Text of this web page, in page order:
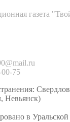
газета
75
Невьянск)
в